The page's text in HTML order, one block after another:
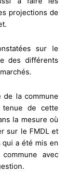
projections de
sur le
des différents
de la commune
tenue de cette
la mesure où
sur le FMDL et
qui a été mis en
avec